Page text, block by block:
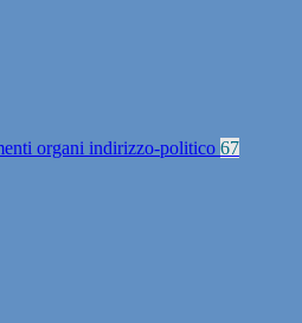
organi indirizzo-politico 67